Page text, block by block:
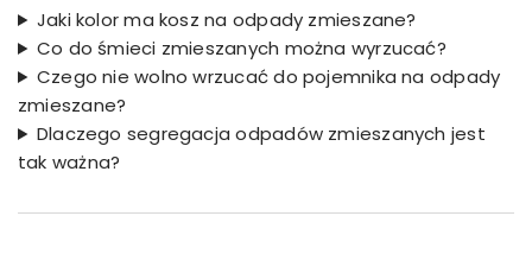
Jaki kolor ma kosz na odpady zmieszane?
Co do śmieci zmieszanych można wyrzucać?
Czego nie wolno wrzucać do pojemnika na odpady
zmieszane?
Dlaczego segregacja odpadów zmieszanych jest
tak ważna?